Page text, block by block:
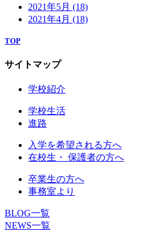
2021年5月 (18)
2021年4月 (18)
TOP
サイトマップ
学校紹介
学校生活
進路
入学を希望される方へ
在校生・ 保護者の方へ
卒業生の方へ
事務室より
BLOG一覧
NEWS一覧